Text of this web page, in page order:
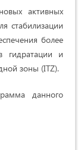
активных
стабилизации
более
гидратации и
зоны (ITZ).
данного